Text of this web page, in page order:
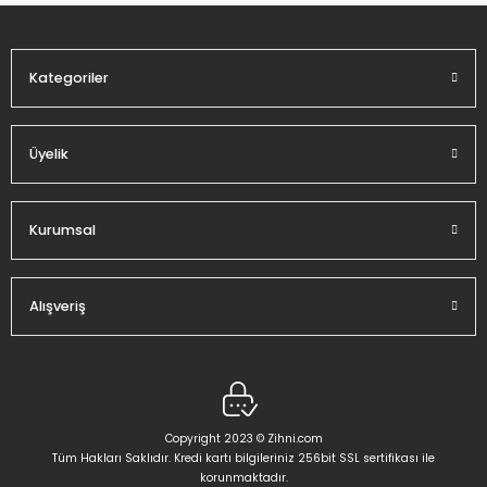
Kategoriler
Üyelik
Kurumsal
Alışveriş
Copyright 2023 © Zihni.com
Tüm Hakları Saklıdır. Kredi kartı bilgileriniz 256bit SSL sertifikası ile
korunmaktadır.